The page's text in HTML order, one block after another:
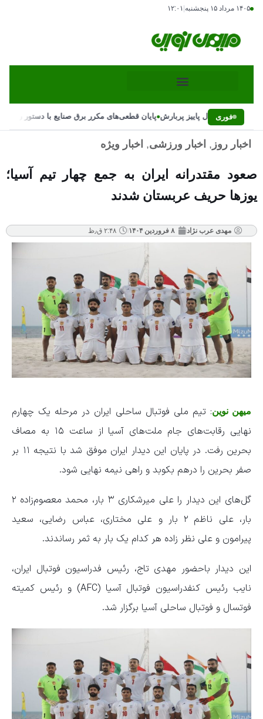
۱۴۰۵ مرداد ۱۵ پنجشنبه ۱۲:۰۱
فوری
بارش‌ها و احتمال پاییز پربارش•پایان قطعی‌های مکرر برق صنایع با دستور
اخبار روز , اخبار ورزشی, اخبار ویژه
صعود مقتدرانه ایران به جمع چهار تیم آسیا؛
یوز‌ها حریف عربستان شدند
مهدی عرب نژاد ۸ فروردین ۱۴۰۴ ۲:۴۸ ق٫ظ
میهن نوین: تیم ملی فوتبال ساحلی ایران در مرحله یک چهارم
نهایی رقابت‌های جام ملت‌های آسیا از ساعت ۱۵ به مصاف
بحرین رفت. در پایان این دیدار ایران موفق شد با نتیجه ۱۱ بر
صفر بحرین را درهم بکوبد و راهی نیمه نهایی شود.
گل‌های این دیدار را علی میرشکاری ۳ بار، محمد معصوم‌زاده ۲
بار، علی ناظم ۲ بار و علی مختاری، عباس رضایی، سعید
پیرامون و علی نظر زاده هر کدام یک بار به ثمر رساندند.
این دیدار باحضور مهدی تاج، رئیس فدراسیون فوتبال ایران،
نایب رئیس کنفدراسیون فوتبال آسیا (AFC) و رئیس کمیته
فوتسال و فوتبال ساحلی آسیا برگزار شد.